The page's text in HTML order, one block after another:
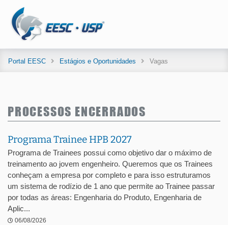
Portal EESC Estágios e Oportunidades Vagas
PROCESSOS ENCERRADOS
Programa Trainee HPB 2027
Programa de Trainees possui como objetivo dar o máximo de
treinamento ao jovem engenheiro. Queremos que os Trainees
conheçam a empresa por completo e para isso estruturamos
um sistema de rodízio de 1 ano que permite ao Trainee passar
por todas as áreas: Engenharia do Produto, Engenharia de
Aplic...
06/08/2026